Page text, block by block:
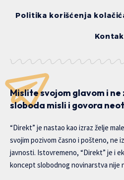
Politika korišćenja
Mislite svojom glavom i
sloboda misli i govora
“Direkt” je nastao kao izraz želje
svojim pozivom časno i pošteno, ne
javnosti. Istovremeno, “Direkt” je i
koncept slobodnog novinarstva nije